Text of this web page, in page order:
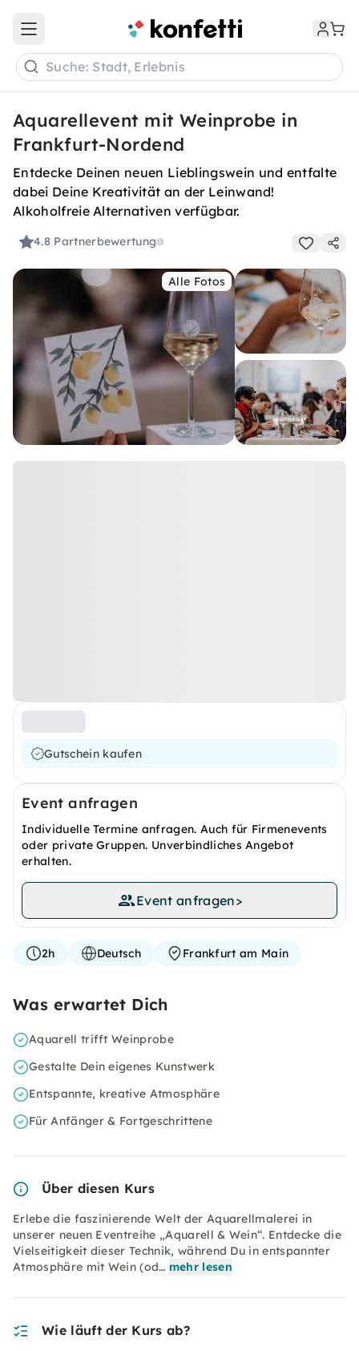
Open main menu
Suche: Stadt, Erlebnis
Aquarellevent mit Weinprobe in
Frankfurt-Nordend
Entdecke Deinen neuen Lieblingswein und entfalte
dabei Deine Kreativität an der Leinwand!
Alkoholfreie Alternativen verfügbar.
4.8 Partnerbewertung
Alle Fotos
Gutschein kaufen
Event anfragen
Individuelle Termine anfragen. Auch für Firmenevents
oder private Gruppen. Unverbindliches Angebot
erhalten.
Event anfragen>
2h Deutsch Frankfurt am Main
Was erwartet Dich
Aquarell trifft Weinprobe
Gestalte Dein eigenes Kunstwerk
Entspannte, kreative Atmosphäre
Für Anfänger & Fortgeschrittene
Über diesen Kurs
Erlebe die faszinierende Welt der Aquarellmalerei in
unserer neuen Eventreihe „Aquarell & Wein“. Entdecke die
Vielseitigkeit dieser Technik, während Du in entspannter
Atmosphäre mit Wein (od… mehr lesen
Wie läuft der Kurs ab?